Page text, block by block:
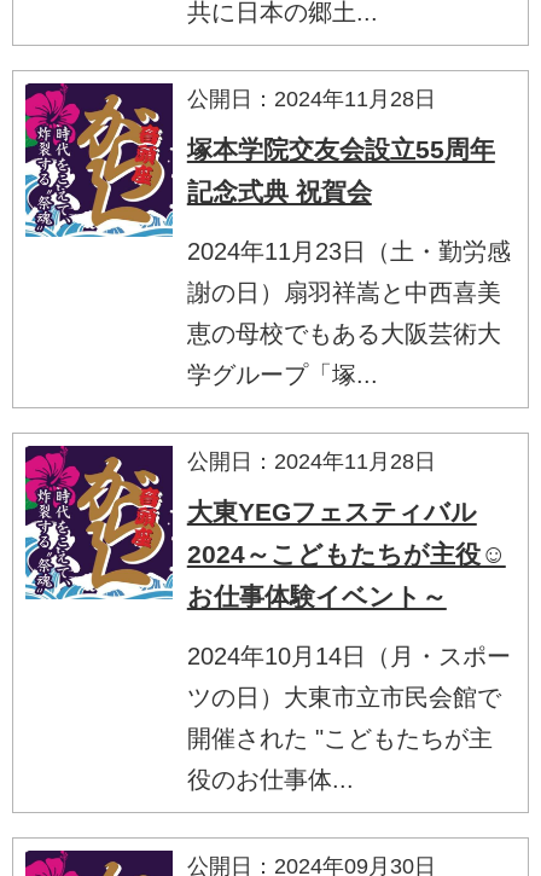
共に日本の郷土...
公開日：2024年11月28日
塚本学院交友会設立55周年
記念式典 祝賀会
2024年11月23日（土・勤労感
謝の日）扇羽祥嵩と中西喜美
恵の母校でもある大阪芸術大
学グループ「塚...
公開日：2024年11月28日
大東YEGフェスティバル
2024～こどもたちが主役☺
お仕事体験イベント～
2024年10月14日（月・スポー
ツの日）大東市立市民会館で
開催された "こどもたちが主
役のお仕事体...
公開日：2024年09月30日